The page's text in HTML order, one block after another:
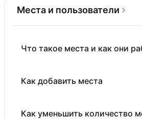
Места и пользователи
Что такое места и как они
Как добавить места
Как уменьшить количество